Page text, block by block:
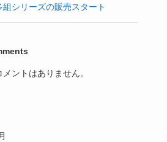
組シリーズの販売スタート
ントはありません。